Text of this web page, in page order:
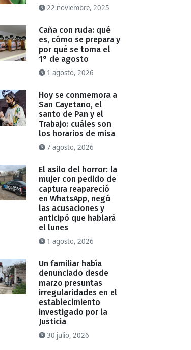
22 noviembre, 2025
Caña con ruda: qué
es, cómo se prepara y
por qué se toma el
1° de agosto
1 agosto, 2026
Hoy se conmemora a
San Cayetano, el
santo de Pan y el
Trabajo: cuáles son
los horarios de misa
7 agosto, 2026
El asilo del horror: la
mujer con pedido de
captura reapareció
en WhatsApp, negó
las acusaciones y
anticipó que hablará
el lunes
1 agosto, 2026
Un familiar había
denunciado desde
marzo presuntas
irregularidades en el
establecimiento
investigado por la
Justicia
30 julio, 2026